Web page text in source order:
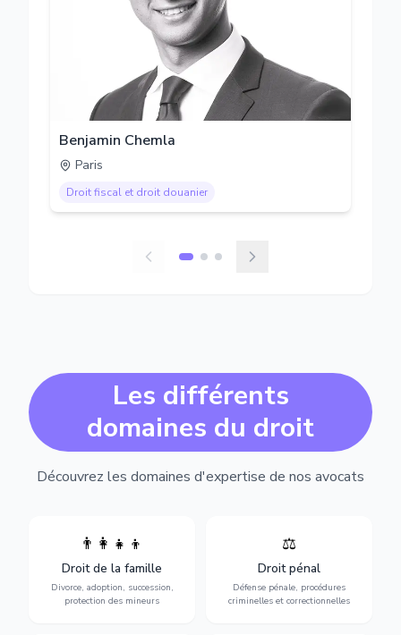
Benjamin Chemla
Paris
Droit fiscal et droit douanier
Les différents
domaines du droit
Découvrez les domaines d'expertise de nos avocats
👨‍👩‍👧‍👦
Droit de la famille
Divorce, adoption, succession,
protection des mineurs
Divorce, garde d'enfants,
adoption, succession et
protection des personnes
vulnérables.
⚖️
Droit pénal
Défense pénale, procédures
criminelles et correctionnelles
Expertise en matière pénale,
vue jusqu'au procès, pour
toute affaire correctionnelle
ou criminelle.